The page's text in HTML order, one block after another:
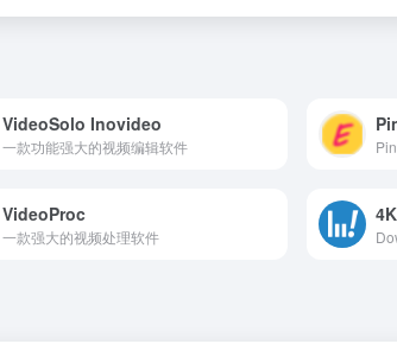
VideoSolo Inovideo
一款功能强大的视频编辑软件
VideoProc
一款强大的视频处理软件